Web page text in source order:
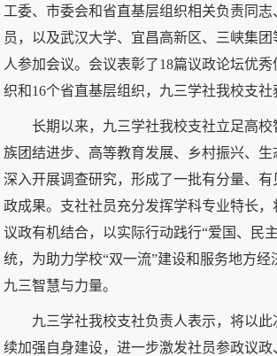
工委、市委会和省直基层组织相关负责同
员，以及武汉大学、宜昌高新区、三峡集团
人参加会议。会议表彰了18篇议政论坛优秀
织和16个省直基层组织，九三学社我校支社
长期以来，九三学社我校支社立足高
族团结进步、高等教育发展、乡村振兴、
深入开展调查研究，形成了一批有分量、
政成果。支社社员充分发挥学科专业特长
议政有机结合，以实际行动践行“爱国、民
统，为助力学校“双一流”建设和服务地方经
九三智慧与力量。
九三学社我校支社负责人表示，将以
续加强自身建设，进一步激发社员参政议